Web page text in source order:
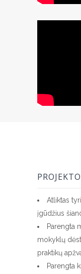
Atliktas
įgūdžius
Parengta
mokyklų
praktikų
Parengta